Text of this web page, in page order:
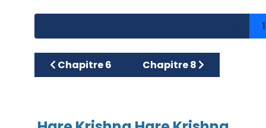
Article précédent : Chapitre 6
Chapitre 6 Article suivant :
Chapitre 8